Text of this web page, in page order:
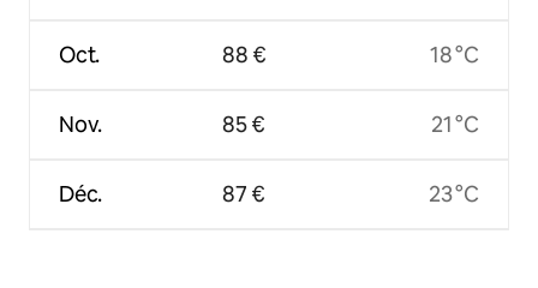
Oct.
Nov.
Déc.
88 €
85 €
87 €
18 °C
21 °C
23 °C